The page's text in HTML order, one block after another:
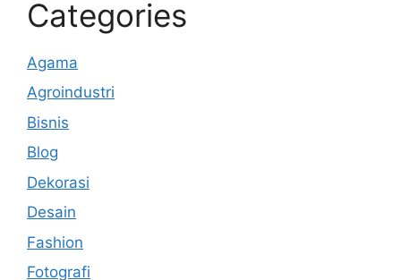
Categories
Agama
Agroindustri
Bisnis
Blog
Dekorasi
Desain
Fashion
Fotografi